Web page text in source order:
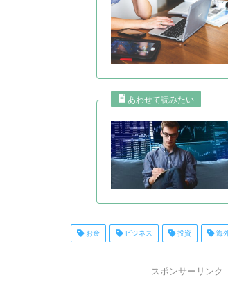
お金 ビジネス 投資 海
スポンサーリンク